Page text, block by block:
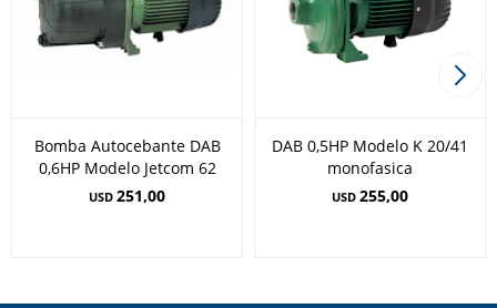
Bomba Autocebante DAB
0,6HP Modelo Jetcom 62
USD 251,00
DAB 0,5HP Modelo K 20/41
monofasica
USD 255,00